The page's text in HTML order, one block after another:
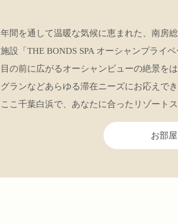
年間を通して温暖な気候に恵まれた、南房
施設「THE BONDS SPA オーシャンプライベ
目の前に広がるオーシャンビューの絶景を
グランなどあらゆる滞在ニーズにお応えで
ここ千葉白浜で、あなたに合ったリゾート
お部